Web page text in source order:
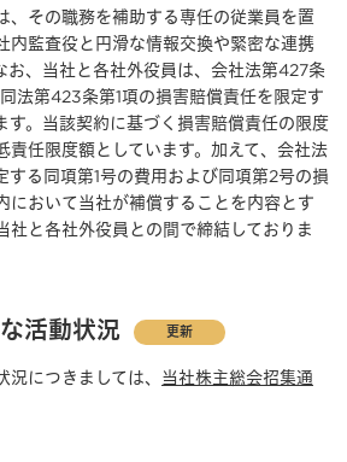
その職務を補助する専任の従業員を置
内監査役と円滑な情報交換や緊密な連携
お、当社と各社外役員は、会社法第427条
法第423条第1項の損害賠償責任を限定す
す。当該契約に基づく損害賠償責任の限度
責任限度額としています。加えて、会社法
る同項第1号の費用および同項第2号の損
において当社が補償することを内容とす
社と各社外役員との間で締結しておりま
活動状況 更新
につきましては、 当社株主総会招集通